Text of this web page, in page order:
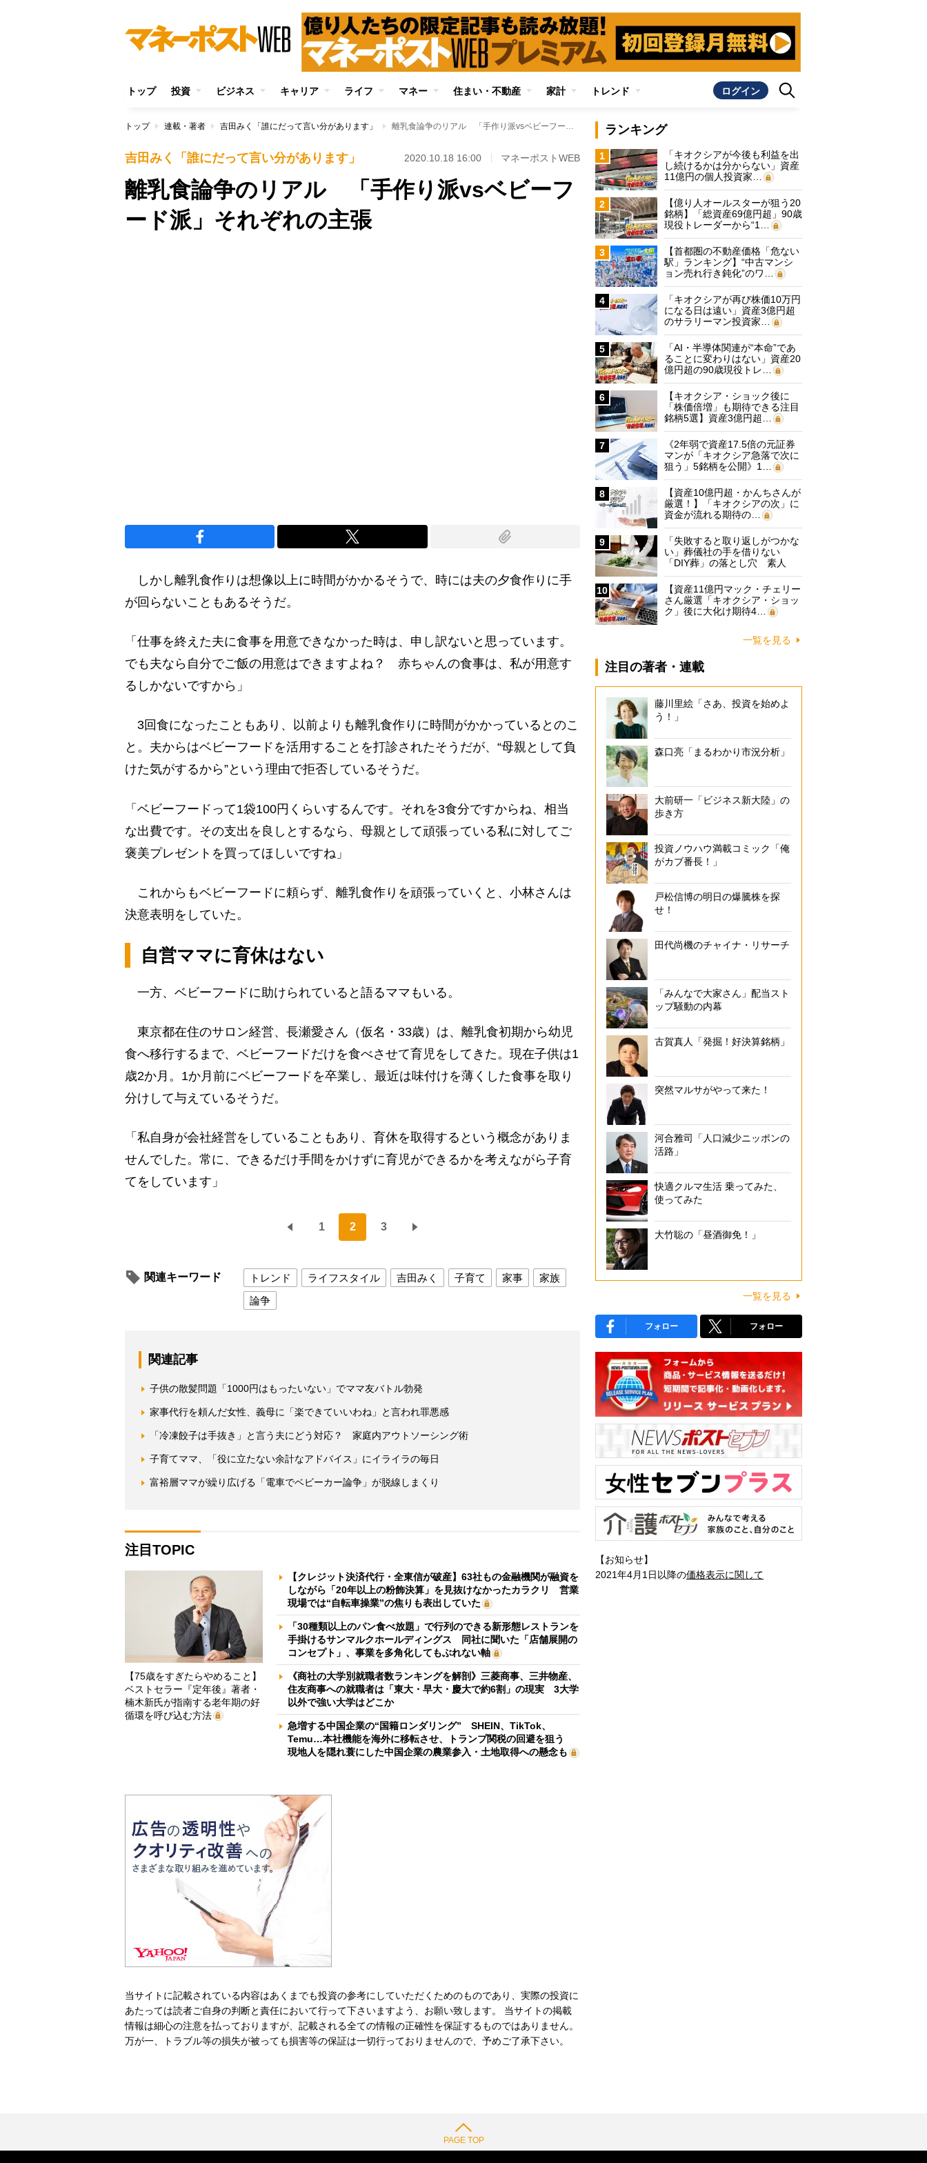
トップ 投資 ビジネス キャリア ライフ マネー 住まい・不動産 家計 トレンド ログイン
トップ 連載・著者 吉田みく「誰にだって言い分があります」 離乳食論争のリアル 「手作り派vsベビーフード派」それぞれの主張
吉田みく「誰にだって言い分があります」 2020.10.18 16:00 マネーポストWEB
離乳食論争のリアル 「手作り派vsベビーフ
ード派」それぞれの主張
しかし離乳食作りは想像以上に時間がかかるそうで、時には夫の夕食作りに手
が回らないこともあるそうだ。
「仕事を終えた夫に食事を用意できなかった時は、申し訳ないと思っています。
でも夫なら自分でご飯の用意はできますよね？ 赤ちゃんの食事は、私が用意す
るしかないですから」
3回食になったこともあり、以前よりも離乳食作りに時間がかかっているとのこ
と。夫からはベビーフードを活用することを打診されたそうだが、“母親として負
けた気がするから”という理由で拒否しているそうだ。
「ベビーフードって1袋100円くらいするんです。それを3食分ですからね、相当
な出費です。その支出を良しとするなら、母親として頑張っている私に対してご
褒美プレゼントを買ってほしいですね」
これからもベビーフードに頼らず、離乳食作りを頑張っていくと、小林さんは
決意表明をしていた。
自営ママに育休はない
一方、ベビーフードに助けられていると語るママもいる。
東京都在住のサロン経営、長瀬愛さん（仮名・33歳）は、離乳食初期から幼児
食へ移行するまで、ベビーフードだけを食べさせて育児をしてきた。現在子供は1
歳2か月。1か月前にベビーフードを卒業し、最近は味付けを薄くした食事を取り
分けして与えているそうだ。
「私自身が会社経営をしていることもあり、育休を取得するという概念がありま
せんでした。常に、できるだけ手間をかけずに育児ができるかを考えながら子育
てをしています」
1 2 3
関連キーワード トレンド ライフスタイル 吉田みく 子育て 家事
家族
論争
関連記事
子供の散髪問題「1000円はもったいない」でママ友バトル勃発
家事代行を頼んだ女性、義母に「楽できていいわね」と言われ罪悪感
「冷凍餃子は手抜き」と言う夫にどう対応？ 家庭内アウトソーシング術
子育てママ、「役に立たない余計なアドバイス」にイライラの毎日
富裕層ママが繰り広げる「電車でベビーカー論争」が脱線しまくり
注目TOPIC
【75歳をすぎたらやめること】
ベストセラー『定年後』著者・
楠木新氏が指南する老年期の好
循環を呼び込む方法
【クレジット決済代行・全東信が破産】63社もの金融機関が融資を
しながら「20年以上の粉飾決算」を見抜けなかったカラクリ 営業
現場では“自転車操業”の焦りも表出していた
「30種類以上のパン食べ放題」で行列のできる新形態レストランを
手掛けるサンマルクホールディングス 同社に聞いた「店舗展開の
コンセプト」、事業を多角化してもぶれない軸
《商社の大学別就職者数ランキングを解剖》三菱商事、三井物産、
住友商事への就職者は「東大・早大・慶大で約6割」の現実 3大学
以外で強い大学はどこか
急増する中国企業の“国籍ロンダリング” SHEIN、TikTok、
Temu…本社機能を海外に移転させ、トランプ関税の回避を狙う
現地人を隠れ蓑にした中国企業の農業参入・土地取得への懸念も
当サイトに記載されている内容はあくまでも投資の参考にしていただくためのものであり、実際の投資に
あたっては読者ご自身の判断と責任において行って下さいますよう、お願い致します。 当サイトの掲載
情報は細心の注意を払っておりますが、記載される全ての情報の正確性を保証するものではありません。
万が一、トラブル等の損失が被っても損害等の保証は一切行っておりませんので、予めご了承下さい。
ランキング
1
「キオクシアが今後も利益を出
し続けるかは分からない」資産
11億円の個人投資家…
2
【億り人オールスターが狙う20
銘柄】「総資産69億円超」90歳
現役トレーダーから“1…
3
【首都圏の不動産価格「危ない
駅」ランキング】“中古マンシ
ョン売れ行き鈍化”のワ…
4
「キオクシアが再び株価10万円
になる日は遠い」資産3億円超
のサラリーマン投資家…
5
「AI・半導体関連が“本命”であ
ることに変わりはない」資産20
億円超の90歳現役トレ…
6
【キオクシア・ショック後に
「株価倍増」も期待できる注目
銘柄5選】資産3億円超…
7
《2年弱で資産17.5倍の元証券
マンが「キオクシア急落で次に
狙う」5銘柄を公開》1…
8
【資産10億円超・かんちさんが
厳選！】「キオクシアの次」に
資金が流れる期待の…
9
「失敗すると取り返しがつかな
い」葬儀社の手を借りない
「DIY葬」の落とし穴 素人
に…
10
【資産11億円マック・チェリー
さん厳選「キオクシア・ショッ
ク」後に大化け期待4…
一覧を見る
注目の著者・連載
藤川里絵「さあ、投資を始めよ
う！」
森口亮「まるわかり市況分析」
大前研一「ビジネス新大陸」の
歩き方
投資ノウハウ満載コミック「俺
がカブ番長！」
戸松信博の明日の爆騰株を探
せ！
田代尚機のチャイナ・リサーチ
「みんなで大家さん」配当スト
ップ騒動の内幕
古賀真人「発掘！好決算銘柄」
突然マルサがやって来た！
河合雅司「人口減少ニッポンの
活路」
快適クルマ生活 乗ってみた、
使ってみた
大竹聡の「昼酒御免！」
一覧を見る
フォロー フォロー
【お知らせ】
2021年4月1日以降の価格表示に関して
PAGE TOP